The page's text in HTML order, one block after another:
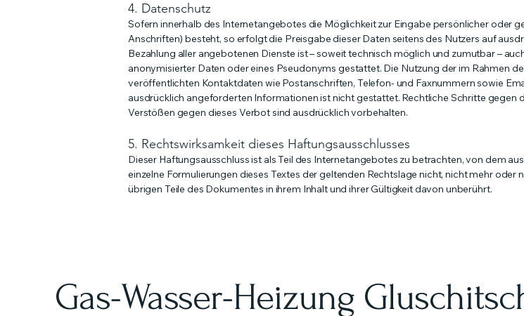
4. Datenschutz
Sofern innerhalb des Internetangebotes die Möglichkeit zur Eingabe persönlicher oder
Anschriften) besteht, so erfolgt die Preisgabe dieser Daten seitens des Nutzers auf
Bezahlung aller angebotenen Dienste ist – soweit technisch möglich und zumutbar –
anonymisierter Daten oder eines Pseudonyms gestattet. Die Nutzung der im Rahmen
veröffentlichten Kontaktdaten wie Postanschriften, Telefon- und Faxnummern sowie
ausdrücklich angeforderten Informationen ist nicht gestattet. Rechtliche Schritte gegen
Verstößen gegen dieses Verbot sind ausdrücklich vorbehalten.
5. Rechtswirksamkeit dieses Haftungsausschlusses
Dieser Haftungsausschluss ist als Teil des Internetangebotes zu betrachten, von dem
einzelne Formulierungen dieses Textes der geltenden Rechtslage nicht, nicht mehr
übrigen Teile des Dokumentes in ihrem Inhalt und ihrer Gültigkeit davon unberührt.
Gas-Wasser-Heizung